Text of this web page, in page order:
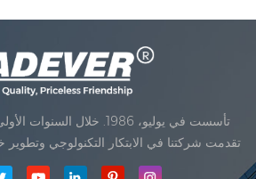
حققت شركتنا هدف الجودة الرئيسية، متى تلقت